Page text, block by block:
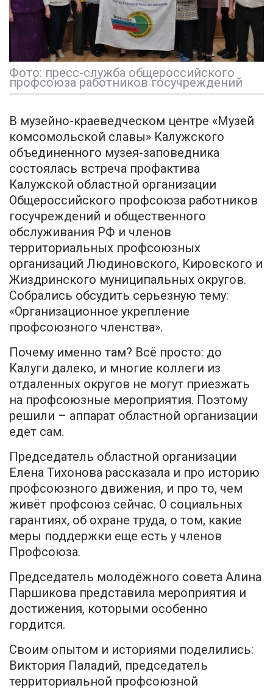
Фото: пресс-служба общероссийского
профсоюза работников госучреждений
В музейно-краеведческом центре «Музей
комсомольской славы» Калужского
объединенного музея-заповедника
состоялась встреча профактива
Калужской областной организации
Общероссийского профсоюза работников
госучреждений и общественного
обслуживания РФ и членов
территориальных профсоюзных
организаций Людиновского, Кировского и
Жиздринского муниципальных округов.
Собрались обсудить серьезную тему:
«Организационное укрепление
профсоюзного членства».
Почему именно там? Всё просто: до
Калуги далеко, и многие коллеги из
отдаленных округов не могут приезжать
на профсоюзные мероприятия. Поэтому
решили – аппарат областной организации
едет сам.
Председатель областной организации
Елена Тихонова рассказала и про историю
профсоюзного движения, и про то, чем
живёт профсоюз сейчас. О социальных
гарантиях, об охране труда, о том, какие
меры поддержки еще есть у членов
Профсоюза.
Председатель молодёжного совета Алина
Паршикова представила мероприятия и
достижения, которыми особенно
гордится.
Своим опытом и историями поделились:
Виктория Паладий, председатель
территориальной профсоюзной